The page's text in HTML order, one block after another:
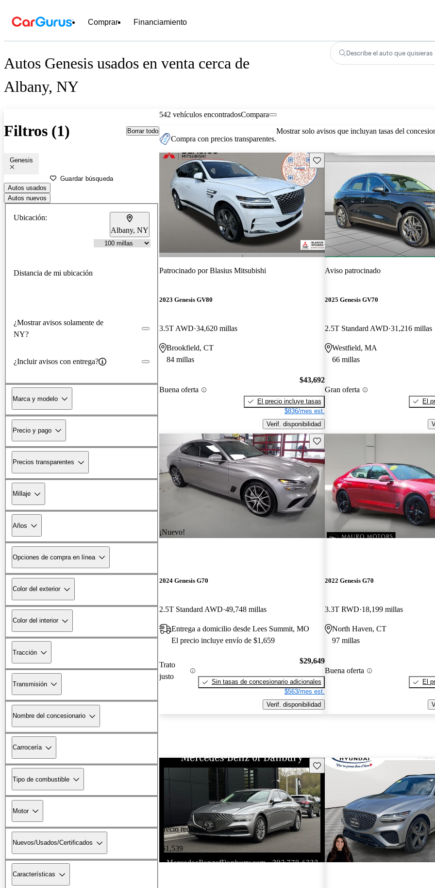
Comprar Financiamiento
Autos Genesis usados en venta cerca de
Albany, NY
Describe el auto que quisieras
Filtros (1) Borrar todo
Genesis
Guardar búsqueda
Autos usados
Autos nuevos
Ubicación:
Albany, NY
Distancia de mi ubicación
¿Mostrar avisos solamente de
NY?
¿Incluir avisos con entrega?
Marca y modelo
Precio y pago
Precios transparentes
Millaje
Años
Opciones de compra en línea
Color del exterior
Color del interior
Tracción
Transmisión
Nombre del concesionario
Carrocería
Tipo de combustible
Motor
Nuevos/Usados/Certificados
Características
542 vehículos encontradosCompara
Compra con precios transparentes.
Mostrar solo avisos que incluyan tasas del
Guarda este Aviso
Patrocinado porBlasius Mitsubishi
2023 Genesis GV80
3.5T AWD 34,620 millas
Brookfield, CT
84 millas
Buena oferta
$43,692
El precio incluye tasas
$836/mes est.
Verif. disponibilidad
Aviso patrocinado
2025 Genesis GV70
2.5T Standard AWD 31,216 millas
Westfield, MA
66 millas
Gran oferta
El
¡Nuevo!
Guarda este Aviso
2024 Genesis G70
2.5T Standard AWD 49,748 millas
Entrega a domicilio desde Lees Summit, MO
El precio incluye envío de $1,659
Trato
justo
$29,649
Sin tasas de concesionario adicionales
$563/mes est.
Verif. disponibilidad
2022 Genesis G70
3.3T RWD 18,199 millas
North Haven, CT
97 millas
Buena oferta
El
Precio reducido
-$1,539
Guarda este Aviso